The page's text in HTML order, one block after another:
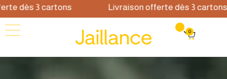
dès 3 cartons Livraison offerte dès 3 cartons
0